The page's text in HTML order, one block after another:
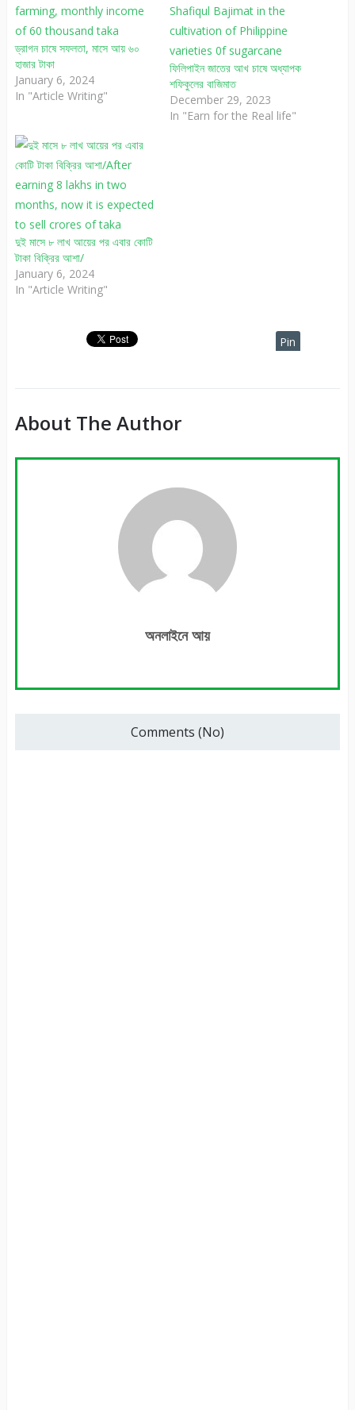
ড্রাগন চাষে সফলতা, মাসে আয় ৬০
হাজার টাকা
January 6, 2024
In "Article Writing"
ফিলিপাইন জাতের আখ চাষে অধ্যাপক
শফিকুলের বাজিমাত
December 29, 2023
In "Earn for the Real life"
দুই মাসে ৮ লাখ আয়ের পর এবার কোটি
টাকা বিক্রির আশা/
January 6, 2024
In "Article Writing"
Pin
About The Author
অনলাইনে আয়
Comments (No)